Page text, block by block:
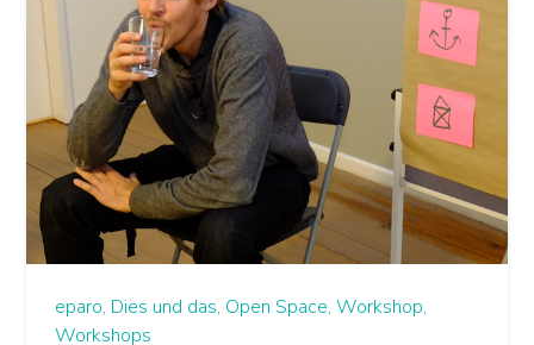
eparo, Dies und das, Open Space, Workshop,
Workshops